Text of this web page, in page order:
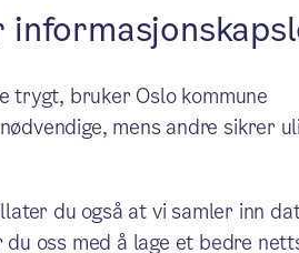
på
er en sosial
du møte andre,
trygt, bruker Oslo kommune
mens andre sikrer
du også at vi samler inn
oss med å lage et bedre